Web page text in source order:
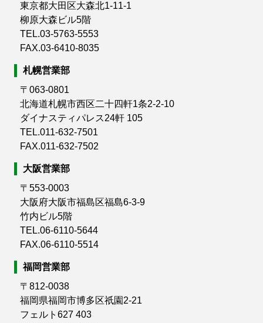
東京都大田区大森北1-11-1
柳原大森ビル5階
TEL.03-5763-5553
FAX.03-6410-8035
札幌営業部
〒063-0801
北海道札幌市西区二十四軒1条2-2-10
ダイナスティパレス24軒 105
TEL.011-632-7501
FAX.011-632-7502
大阪営業部
〒553-0003
大阪府大阪市福島区福島6-3-9
竹内ビル5階
TEL.06-6110-5644
FAX.06-6110-5514
福岡営業部
〒812-0038
福岡県福岡市博多区祇園2-21
フェルト627 403